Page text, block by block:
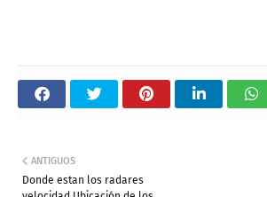
ANTIGUOS
Donde estan los radares